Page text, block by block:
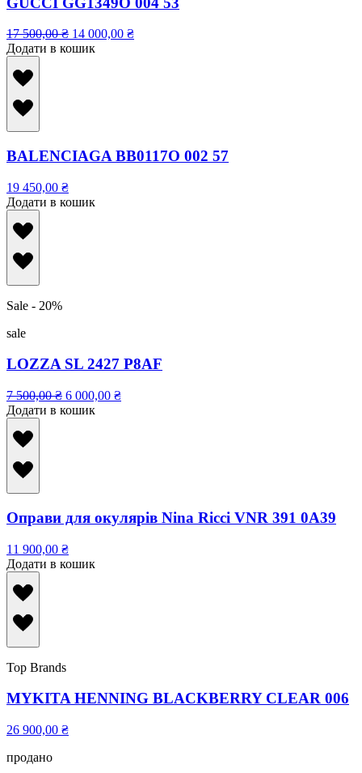
17 500,00₴ 14 000,00 ₴
Додати в кошик
BALENCIAGA BB0117O 002 57
19 450,00 ₴
Додати в кошик
Sale - 20%
sale
LOZZA SL 2427 P8AF
7 500,00₴ 6 000,00 ₴
Додати в кошик
Оправи для окулярів Nina Ricci VNR 391 0A39
11 900,00 ₴
Додати в кошик
Top Brands
MYKITA HENNING BLACKBERRY CLEAR 006
26 900,00 ₴
продано